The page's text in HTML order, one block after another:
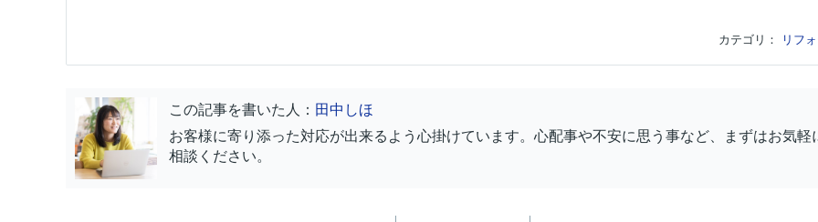
カテゴリ： リフ
この記事を書いた人： 田中しほ
お客様に寄り添った対応が出来るよう心掛けています。心配事や不安に思う事など、まずはお気軽
相談ください。